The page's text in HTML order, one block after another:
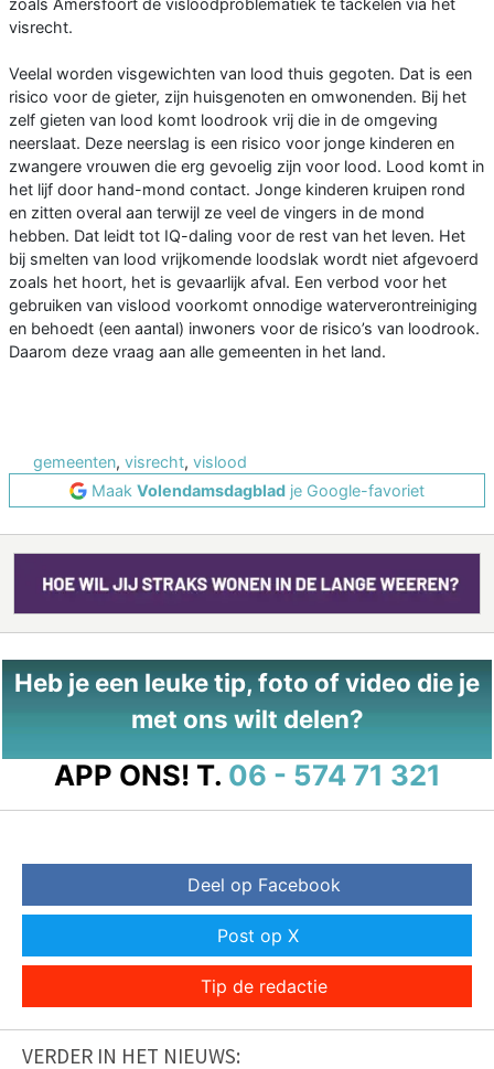
zoals Amersfoort de visloodproblematiek te tackelen via het
visrecht.
Veelal worden visgewichten van lood thuis gegoten. Dat is een
risico voor de gieter, zijn huisgenoten en omwonenden. Bij het
zelf gieten van lood komt loodrook vrij die in de omgeving
neerslaat. Deze neerslag is een risico voor jonge kinderen en
zwangere vrouwen die erg gevoelig zijn voor lood. Lood komt in
het lijf door hand-mond contact. Jonge kinderen kruipen rond
en zitten overal aan terwijl ze veel de vingers in de mond
hebben. Dat leidt tot IQ-daling voor de rest van het leven. Het
bij smelten van lood vrijkomende loodslak wordt niet afgevoerd
zoals het hoort, het is gevaarlijk afval. Een verbod voor het
gebruiken van vislood voorkomt onnodige waterverontreiniging
en behoedt (een aantal) inwoners voor de risico’s van loodrook.
Daarom deze vraag aan alle gemeenten in het land.
gemeenten, visrecht, vislood
Maak Volendamsdagblad je Google-favoriet
Heb je een leuke tip, foto of video die je
met ons wilt delen?
APP ONS! T. 06 - 574 71 321
Deel op Facebook
Post op X
Tip de redactie
VERDER IN HET NIEUWS: